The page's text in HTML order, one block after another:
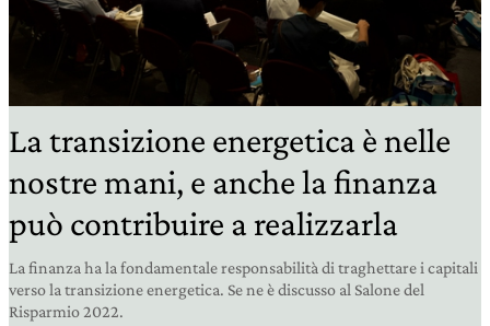
La transizione energetica è nelle
nostre mani, e anche la finanza
può contribuire a realizzarla
La finanza ha la fondamentale responsabilità di traghettare i capitali
verso la transizione energetica. Se ne è discusso al Salone del
Risparmio 2022.